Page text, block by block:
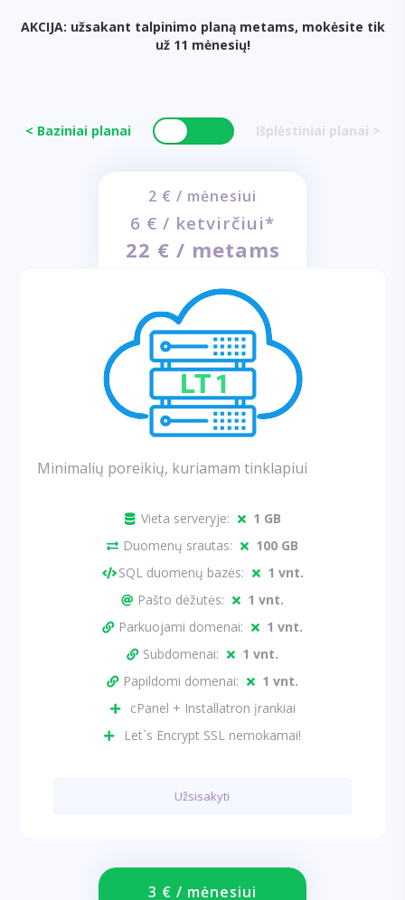
AKCIJA: užsakant talpinimo planą metams, mokėsite tik
už 11 mėnesių!
< Baziniai planai Išplėstiniai planai >
2 € / mėnesiui
6 € / ketvirčiui*
22 € / metams
Minimalių poreikių, kuriamam tinklapiui
Vieta serveryje:
1 GB
Duomenų srautas:
100 GB
SQL duomenų bazės:
1 vnt.
Pašto dėžutės:
1 vnt.
Parkuojami domenai:
1 vnt.
Subdomenai:
1 vnt.
Papildomi domenai:
1 vnt.
cPanel + Installatron įrankiai
Let`s Encrypt SSL nemokamai!
Užsisakyti
3 € / mėnesiui